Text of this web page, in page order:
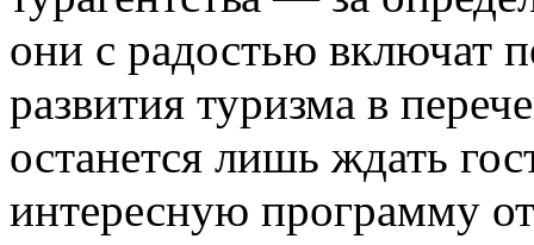
они с радостью включат
развития туризма в
останется лишь ждать
интересную программу